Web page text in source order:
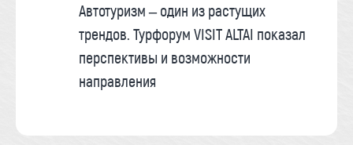
Автотуризм – один из растущих
трендов. Турфорум VISIT ALTAI показал
перспективы и возможности
направления